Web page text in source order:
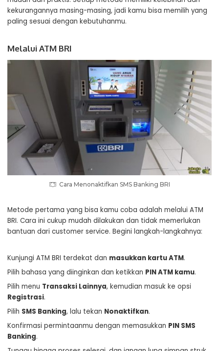
kekurangannya masing-masing, jadi kamu bisa memilih yang
paling sesuai dengan kebutuhanmu.
Melalui ATM BRI
Cara Menonaktifkan SMS Banking BRI
Metode pertama yang bisa kamu coba adalah melalui ATM
BRI. Cara ini cukup mudah dilakukan dan tidak memerlukan
bantuan dari customer service. Begini langkah-langkahnya:
Kunjungi ATM BRI terdekat dan masukkan kartu ATM.
Pilih bahasa yang diinginkan dan ketikkan PIN ATM kamu.
Pilih menu Transaksi Lainnya, kemudian masuk ke opsi
Registrasi.
Pilih SMS Banking, lalu tekan Nonaktifkan.
Konfirmasi permintaanmu dengan memasukkan PIN SMS
Banking.